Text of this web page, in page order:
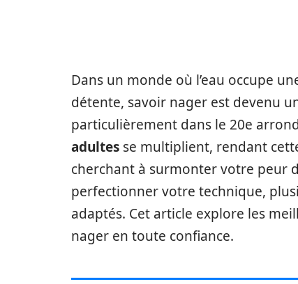
Dans un monde où l’eau occupe
détente, savoir nager est devenu
particulièrement dans le 20e
adultes se multiplient, rendant
cherchant à surmonter votre peur
perfectionner votre technique,
adaptés. Cet article explore les
nager en toute confiance.